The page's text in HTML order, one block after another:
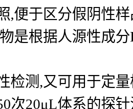
,便于区分假阴性
是根据人源性成
检测,又可用于定
次20μL体系的探